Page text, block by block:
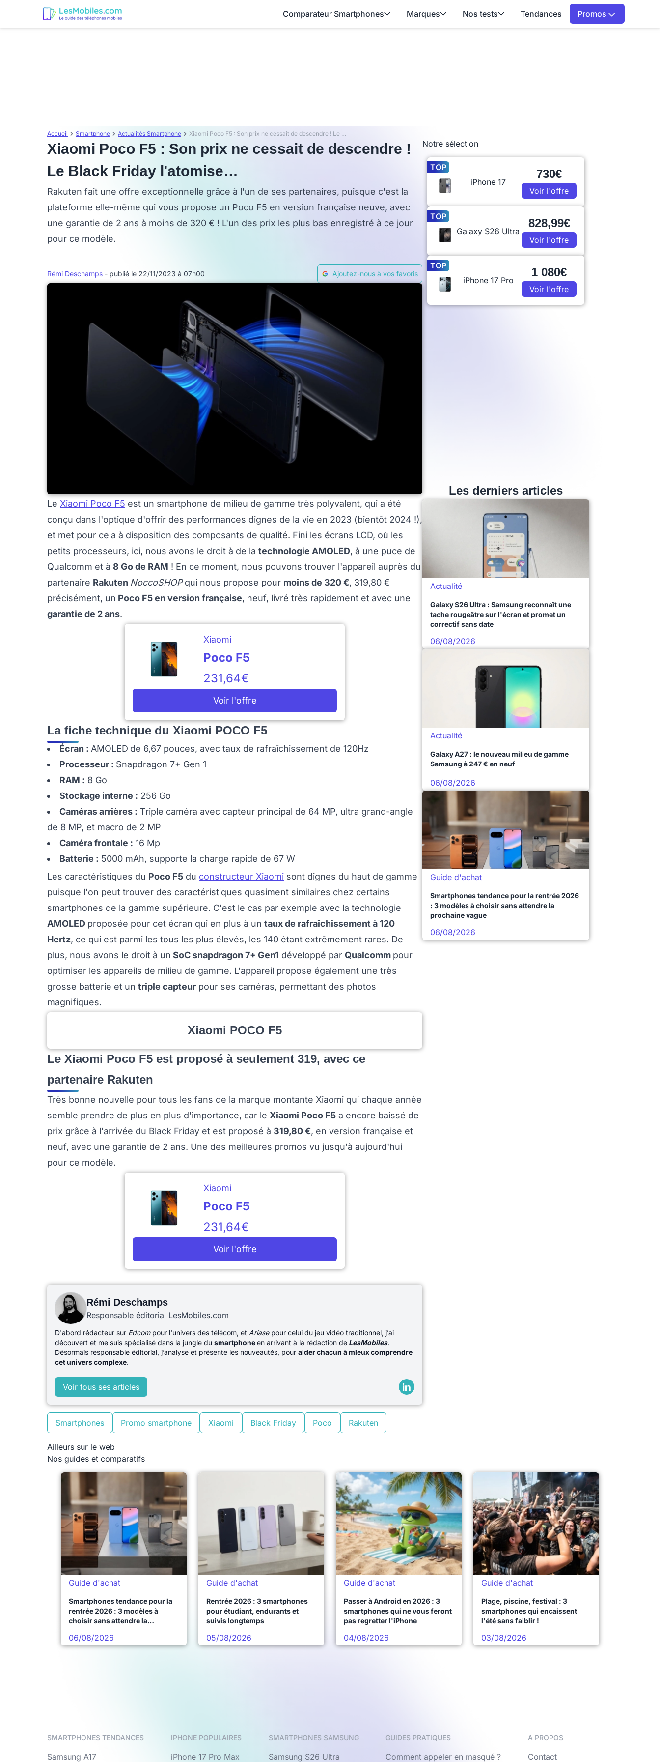
Comparateur Smartphones Marques Nos tests Tendances Promos
Accueil Smartphone Actualités Smartphone Xiaomi Poco F5 : Son prix ne cessait de descendre ! Le Black Friday l'atomise…
Xiaomi Poco F5 : Son prix ne cessait de descendre !
Le Black Friday l'atomise…
Rakuten fait une offre exceptionnelle grâce à l'un de ses partenaires, puisque c'est la
plateforme elle-même qui vous propose un Poco F5 en version française neuve, avec
une garantie de 2 ans à moins de 320 € ! L'un des prix les plus bas enregistré à ce jour
pour ce modèle.
Rémi Deschamps - publié le 22/11/2023 à 07h00 Ajoutez-nous à vos favoris
Le Xiaomi Poco F5 est un smartphone de milieu de gamme très polyvalent, qui a été
conçu dans l'optique d'offrir des performances dignes de la vie en 2023 (bientôt 2024 !),
et met pour cela à disposition des composants de qualité. Fini les écrans LCD, où les
petits processeurs, ici, nous avons le droit à de la technologie AMOLED, à une puce de
Qualcomm et à 8 Go de RAM ! En ce moment, nous pouvons trouver l'appareil auprès du
partenaire Rakuten NoccoSHOPqui nous propose pour moins de 320 €, 319,80 €
précisément, un Poco F5 en version française, neuf, livré très rapidement et avec une
garantie de 2 ans.
Xiaomi
Poco F5
231,64€
Voir l'offre
La fiche technique du Xiaomi POCO F5
Écran : AMOLED de 6,67 pouces, avec taux de rafraîchissement de 120Hz
Processeur : Snapdragon 7+ Gen 1
RAM : 8 Go
Stockage interne : 256 Go
Caméras arrières : Triple caméra avec capteur principal de 64 MP, ultra grand-angle
de 8 MP, et macro de 2 MP
Caméra frontale : 16 Mp
Batterie : 5000 mAh, supporte la charge rapide de 67 W
Les caractéristiques du Poco F5 du constructeur Xiaomi sont dignes du haut de gamme
puisque l'on peut trouver des caractéristiques quasiment similaires chez certains
smartphones de la gamme supérieure. C'est le cas par exemple avec la technologie
AMOLED proposée pour cet écran qui en plus à un taux de rafraîchissement à 120
Hertz, ce qui est parmi les tous les plus élevés, les 140 étant extrêmement rares. De
plus, nous avons le droit à un SoC snapdragon 7+ Gen1 développé par Qualcomm pour
optimiser les appareils de milieu de gamme. L'appareil propose également une très
grosse batterie et un triple capteur pour ses caméras, permettant des photos
magnifiques.
Xiaomi POCO F5
Le Xiaomi Poco F5 est proposé à seulement 319, avec ce
partenaire Rakuten
Très bonne nouvelle pour tous les fans de la marque montante Xiaomi qui chaque année
semble prendre de plus en plus d'importance, car le Xiaomi Poco F5 a encore baissé de
prix grâce à l'arrivée du Black Friday et est proposé à 319,80 €, en version française et
neuf, avec une garantie de 2 ans. Une des meilleures promos vu jusqu'à aujourd'hui
pour ce modèle.
Xiaomi
Poco F5
231,64€
Voir l'offre
Rémi Deschamps
Responsable éditorial LesMobiles.com
D'abord rédacteur sur Edcom pour l'univers des télécom, et Ariase pour celui du jeu vidéo traditionnel, j’ai
découvert et me suis spécialisé dans la jungle du smartphoneen arrivant à la rédaction de LesMobiles.
Désormais responsable éditorial, j’analyse et présente les nouveautés, pour aider chacun à mieux comprendre
cet univers complexe.
Voir tous ses articles
Smartphones Promo smartphone Xiaomi Black Friday Poco Rakuten
Ailleurs sur le web
Notre sélection
TOP
iPhone 17
730€
Voir l'offre
TOP
Galaxy S26 Ultra
828,99€
Voir l'offre
TOP
iPhone 17 Pro
1 080€
Voir l'offre
Les derniers articles
Actualité
Galaxy S26 Ultra : Samsung reconnaît une
tache rougeâtre sur l'écran et promet un
correctif sans date
06/08/2026
Actualité
Galaxy A27 : le nouveau milieu de gamme
Samsung à 247 € en neuf
06/08/2026
Guide d'achat
Smartphones tendance pour la rentrée 2026
: 3 modèles à choisir sans attendre la
prochaine vague
06/08/2026
Nos guides et comparatifs
Guide d'achat
Smartphones tendance pour la
rentrée 2026 : 3 modèles à
choisir sans attendre la
06/08/2026
Guide d'achat
Rentrée 2026 : 3 smartphones
pour étudiant, endurants et
suivis longtemps
05/08/2026
Guide d'achat
Passer à Android en 2026 : 3
smartphones qui ne vous feront
pas regretter l'iPhone
04/08/2026
Guide d'achat
Plage, piscine, festival : 3
smartphones qui encaissent
l'été sans faiblir !
03/08/2026
SMARTPHONES TENDANCES
Samsung A17
IPHONE POPULAIRES
iPhone 17 Pro Max
SMARTPHONES SAMSUNG
Samsung S26 Ultra
GUIDES PRATIQUES
Comment appeler en masqué ?
A PROPOS
Contact